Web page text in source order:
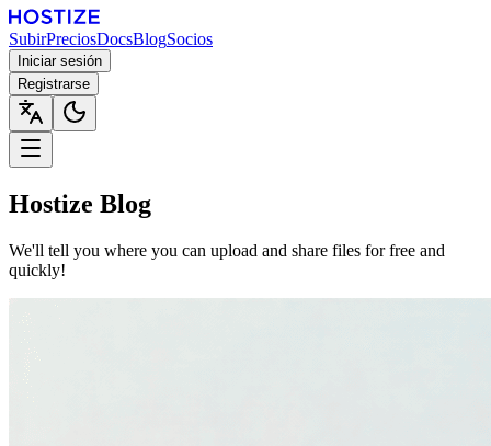
SubirPreciosDocsBlogSocios
Iniciar sesión
Registrarse
Hostize Blog
We'll tell you where you can upload and share files for free and
quickly!